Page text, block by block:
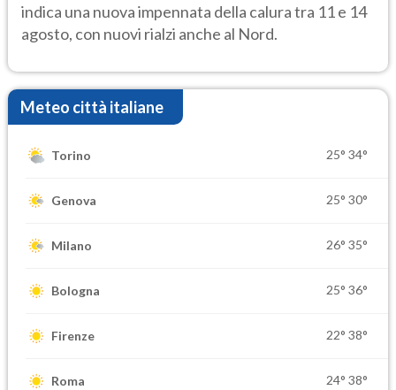
indica una nuova impennata della calura tra 11 e 14
agosto, con nuovi rialzi anche al Nord.
Meteo città italiane
Torino 25° 34°
Genova 25° 30°
Milano 26° 35°
Bologna 25° 36°
Firenze 22° 38°
Roma 24° 38°